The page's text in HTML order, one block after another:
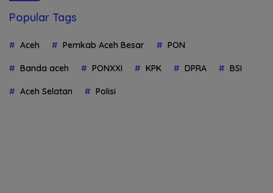
Popular Tags
Aceh Pemkab Aceh Besar PON
Banda aceh PONXXI KPK DPRA BSI
Aceh Selatan Polisi